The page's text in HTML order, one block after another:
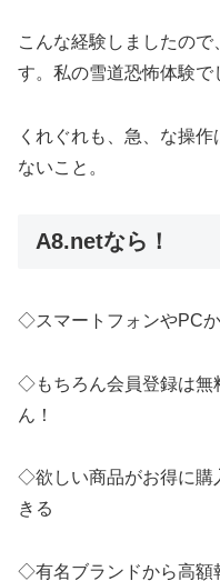
こんな経験しましたの
す。私の雪道恐怖体験で
くれぐれも、急、な操
ないこと。
A8.netなら！
◇スマートフォンやPC
◇もちろん会員登録は無
ん！
◇欲しい商品がお得に購
きる
◇有名ブランドから高額